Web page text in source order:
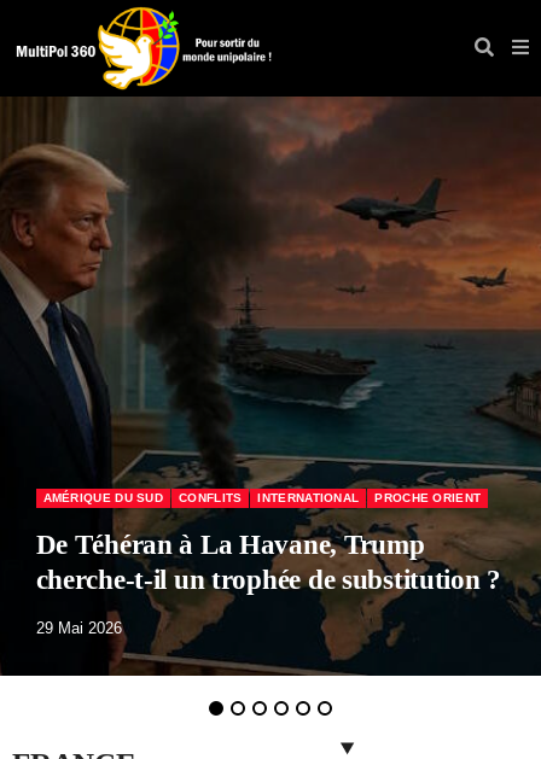
ÉCONOMIE & SOCIAL
Macron a perdu tous ses partisans
29 Mai 2026
6